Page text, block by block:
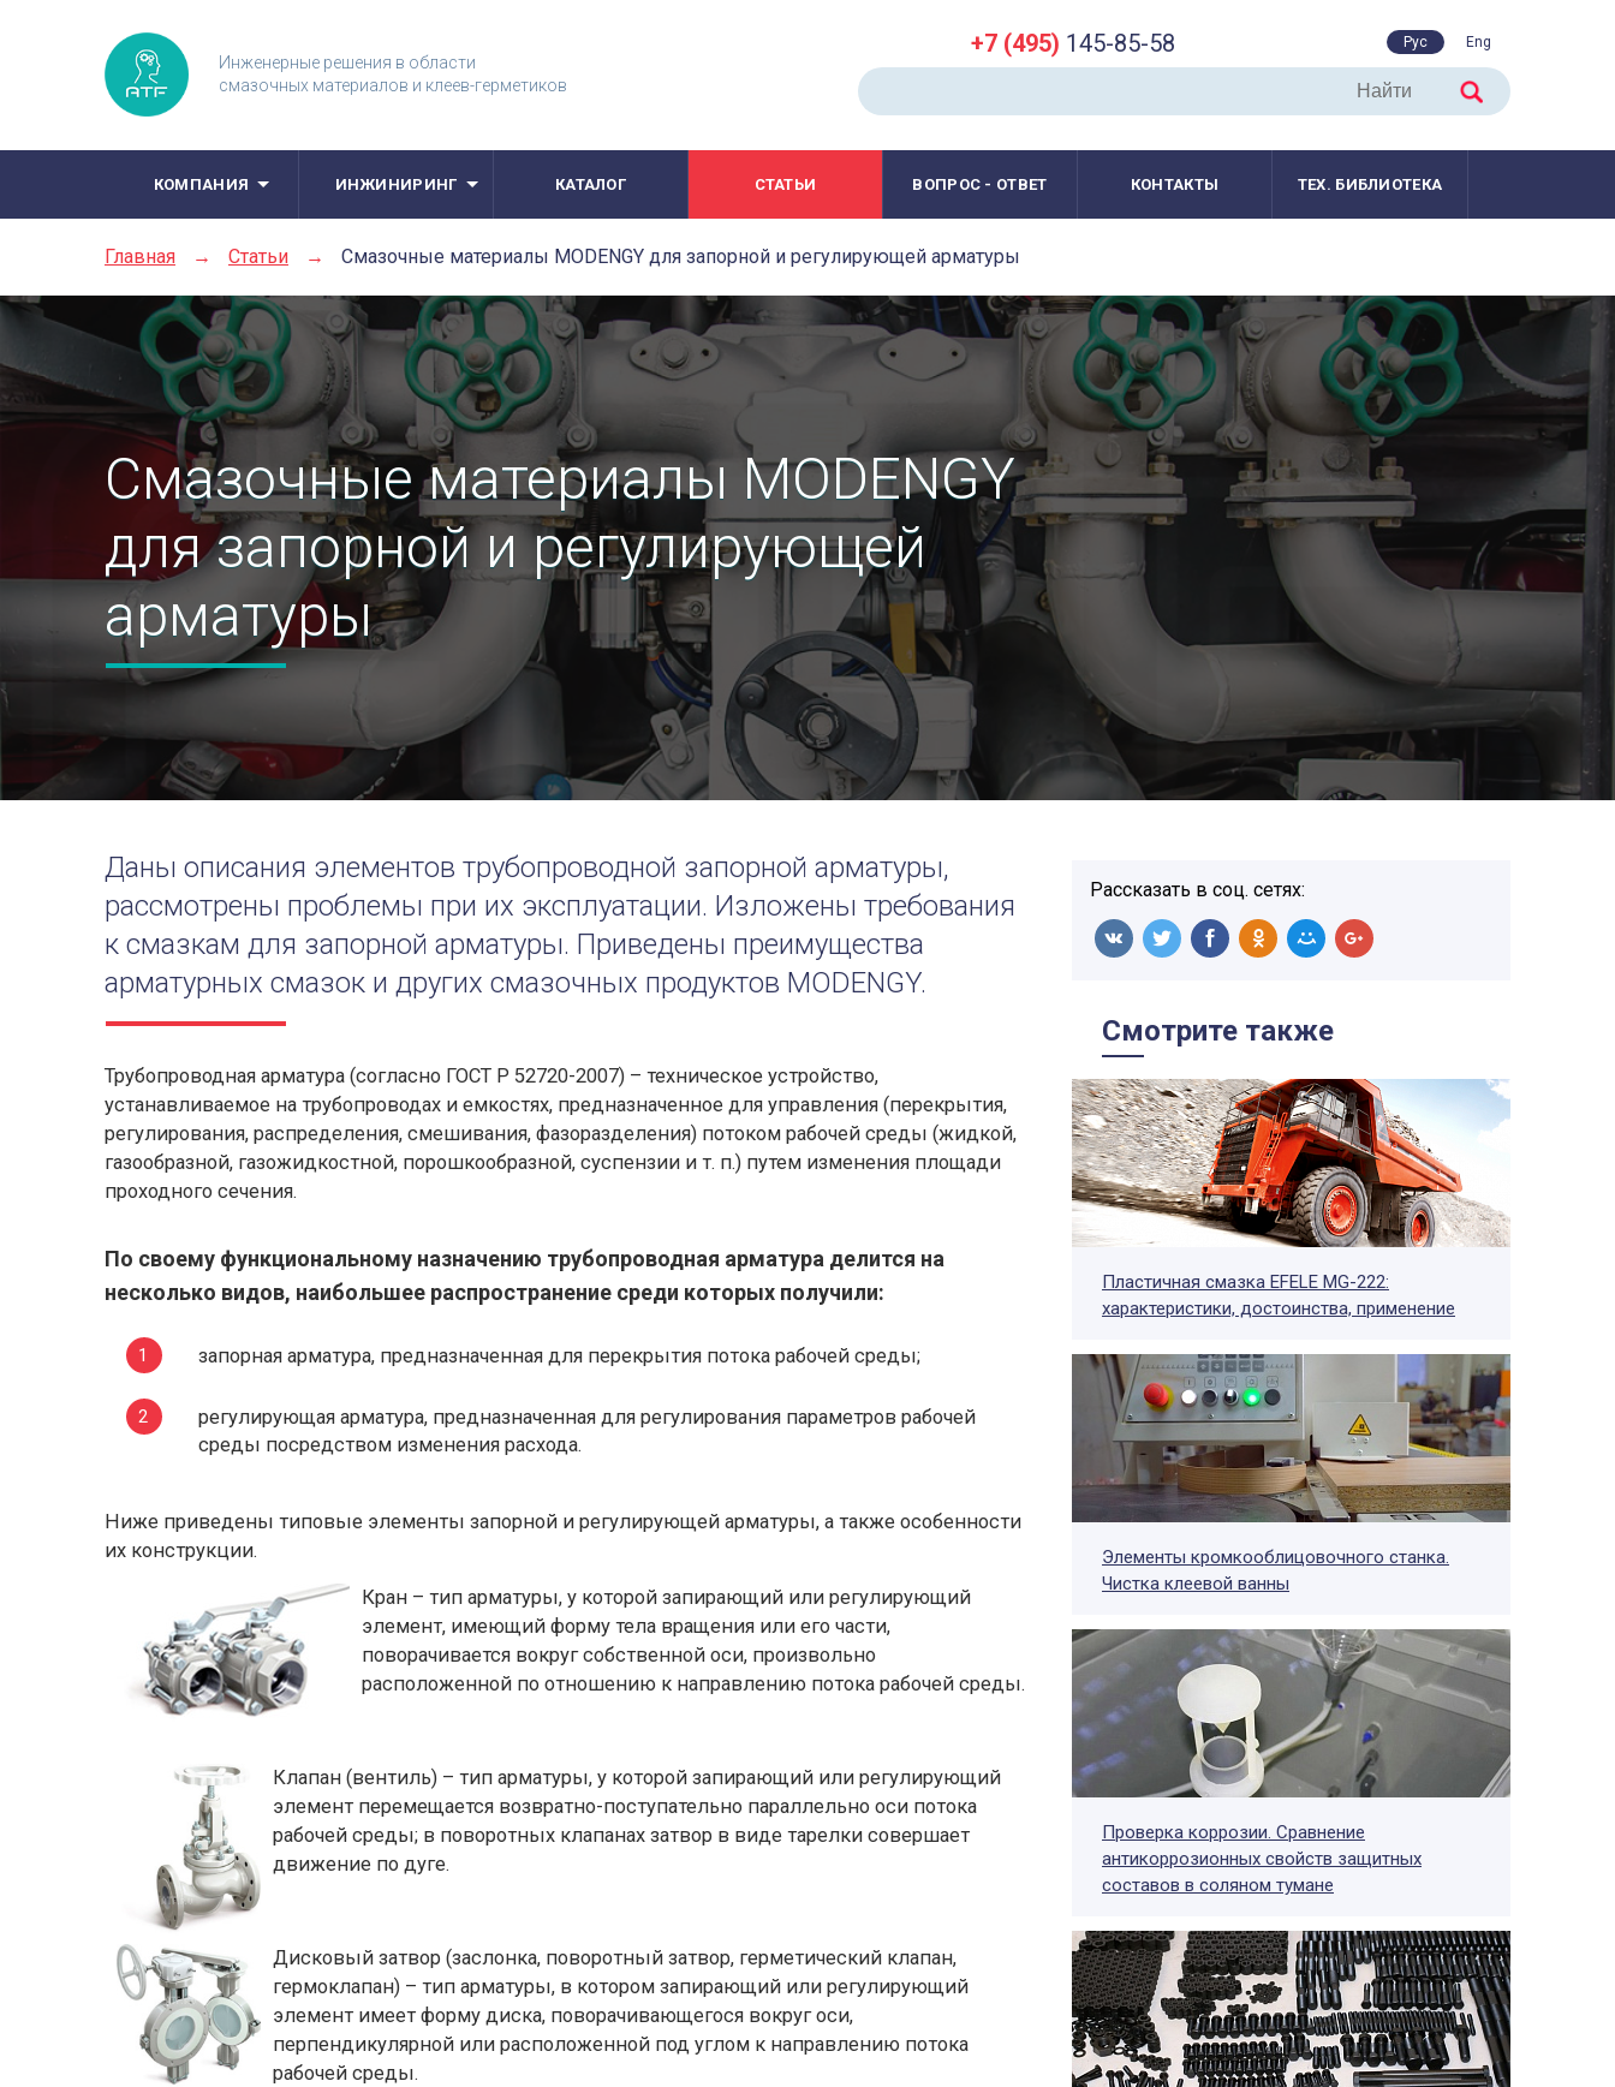
Инженерные решения в области
смазочных материалов и клеев-герметиков
+7 (495) 145-85-58 Рус Eng
КОМПАНИЯ ИНЖИНИРИНГ КАТАЛОГ СТАТЬИ ВОПРОС - ОТВЕТ КОНТАКТЫ ТЕХ. БИБЛИОТЕКА
Главная → Статьи → Смазочные материалы MODENGY для запорной и регулирующей арматуры
Смазочные материалы MODENGY
для запорной и регулирующей
арматуры
Рассказать в соц. сетях:
Смотрите также
Пластичная смазка EFELE MG-222:
характеристики, достоинства, применение
Элементы кромкооблицовочного станка.
Чистка клеевой ванны
Проверка коррозии. Сравнение
антикоррозионных свойств защитных
составов в соляном тумане
Даны описания элементов трубопроводной запорной арматуры,
рассмотрены проблемы при их эксплуатации. Изложены требования
к смазкам для запорной арматуры. Приведены преимущества
арматурных смазок и других смазочных продуктов MODENGY.
Трубопроводная арматура (согласно ГОСТ Р 52720-2007) – техническое устройство,
устанавливаемое на трубопроводах и емкостях, предназначенное для управления (перекрытия,
регулирования, распределения, смешивания, фазоразделения) потоком рабочей среды (жидкой,
газообразной, газожидкостной, порошкообразной, суспензии и т. п.) путем изменения площади
проходного сечения.
По своему функциональному назначению трубопроводная арматура делится на
несколько видов, наибольшее распространение среди которых получили:
запорная арматура, предназначенная для перекрытия потока рабочей среды;
регулирующая арматура, предназначенная для регулирования параметров рабочей
среды посредством изменения расхода.
Ниже приведены типовые элементы запорной и регулирующей арматуры, а также особенности
их конструкции.
Кран – тип арматуры, у которой запирающий или регулирующий
элемент, имеющий форму тела вращения или его части,
поворачивается вокруг собственной оси, произвольно
расположенной по отношению к направлению потока рабочей среды.
Клапан (вентиль) – тип арматуры, у которой запирающий или регулирующий
элемент перемещается возвратно-поступательно параллельно оси потока
рабочей среды; в поворотных клапанах затвор в виде тарелки совершает
движение по дуге.
Дисковый затвор (заслонка, поворотный затвор, герметический клапан,
гермоклапан) – тип арматуры, в котором запирающий или регулирующий
элемент имеет форму диска, поворачивающегося вокруг оси,
перпендикулярной или расположенной под углом к направлению потока
рабочей среды.